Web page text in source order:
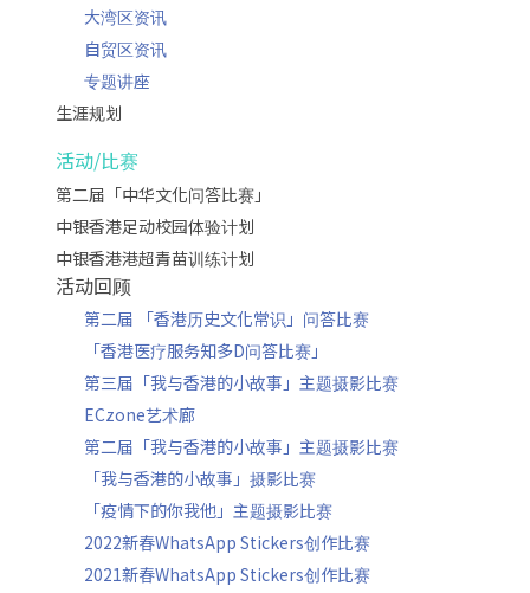
大湾区资讯
自贸区资讯
专题讲座
生涯规划
活动/比赛
第二届「中华文化问答比赛」
中银香港足动校园体验计划
中银香港港超青苗训练计划
活动回顾
第二届 「香港历史文化常识」问答比赛
「香港医疗服务知多D问答比赛」
第三届「我与香港的小故事」主题摄影比赛
ECzone艺术廊
第二届「我与香港的小故事」主题摄影比赛
「我与香港的小故事」摄影比赛
「疫情下的你我他」主题摄影比赛
2022新春WhatsApp Stickers创作比赛
2021新春WhatsApp Stickers创作比赛